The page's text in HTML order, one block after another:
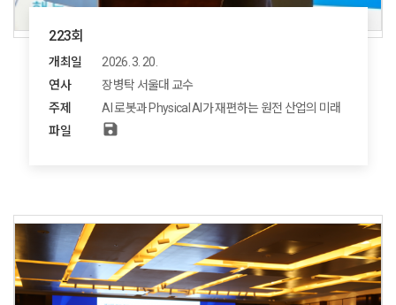
223회
개최일
2026. 3. 20.
연사
장병탁 서울대 교수
주제
AI 로봇과 Physical AI가 재편하는 원전 산업의 미래
파일
save